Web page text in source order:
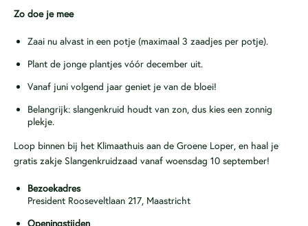
Zo doe je mee
Zaai nu alvast in een potje (maximaal 3 zaadjes per potje).
Plant de jonge plantjes vóór december uit.
Vanaf juni volgend jaar geniet je van de bloei!
Belangrijk: slangenkruid houdt van zon, dus kies een zonnig
plekje.
Loop binnen bij het Klimaathuis aan de Groene Loper, en haal je
gratis zakje Slangenkruidzaad vanaf woensdag 10 september!
Bezoekadres
President Rooseveltlaan 217, Maastricht
Openingstijden